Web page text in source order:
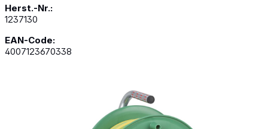
Herst.-Nr.:
1237130
EAN-Code:
4007123670338